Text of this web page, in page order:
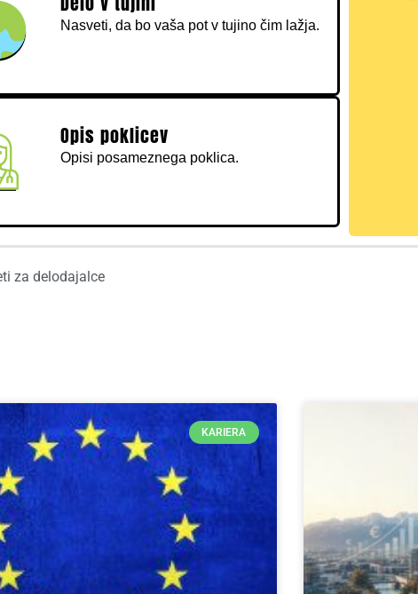
Nasveti, da bo vaša pot v tujino čim lažja.
Opis poklicev
Opisi posameznega poklica.
za delodajalce
KARIERA